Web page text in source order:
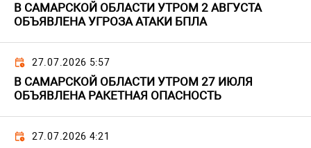
В САМАРСКОЙ ОБЛАСТИ УТРОМ 2 АВГУСТА
ОБЪЯВЛЕНА УГРОЗА АТАКИ БПЛА
27.07.2026 5:57
В САМАРСКОЙ ОБЛАСТИ УТРОМ 27 ИЮЛЯ
ОБЪЯВЛЕНА РАКЕТНАЯ ОПАСНОСТЬ
27.07.2026 4:21